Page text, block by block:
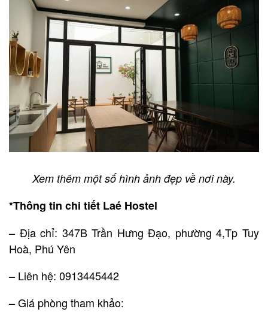
Xem thêm một số hình ảnh đẹp về nơi này.
*Thông tin chi tiết Laé Hostel
– Địa chỉ: 347B Trần Hưng Đạo, phường 4,Tp Tuy
Hoà, Phú Yên
– Liên hệ: 0913445442
– Giá phòng tham khảo: